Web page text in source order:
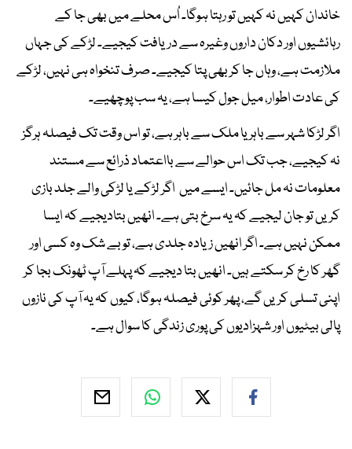
خاندان کہیں نہ کہیں تو رہتا ہوگا۔ اُس محلے میں بھی جا کے
رہائشیوں اور دکان داروں وغیرہ سے دریافت کیجیے۔ لڑکے کی جہاں
ملازمت ہے، وہاں جا کر بھی پتا کیجیے۔ صرف تنخواہ ہی نہیں، لڑکے
کی عادت اطوار، میل جول کیسا ہے، یہ سب پوچھیے۔
اگر لڑکا شہر سے باہر یا ملک سے باہر ہے، تو اس وقت تک فیصلہ ہرگز
نہ کیجیے، جب تک اس حوالے سے بااعتماد ذرائع سے مستند
معلومات نہ مل جائیں۔ ایسے میں اگر لڑکے یا لڑکی والے جلد بازی
کریں تو جان لیجیے کہ یہ سرخ بتی ہے۔ انھیں بتادیجیے کہ ایسا
ممکن نہیں ہے۔ اگر انھیں زیادہ جلدی ہے، تو بے شک وہ کسی اور
گھر کا رخ کر سکتے ہیں۔ انھیں بتا دیجیے کہ پہلے آپ ٹھونک بجا کر
اپنی تسلی کریں گے، پھر کوئی فیصلہ ہوگا، کیوں کہ یہ آپ کی نازوں
پالی بیٹیوں اور شہزادیوں کی پوری زندگی کا سوال ہے۔